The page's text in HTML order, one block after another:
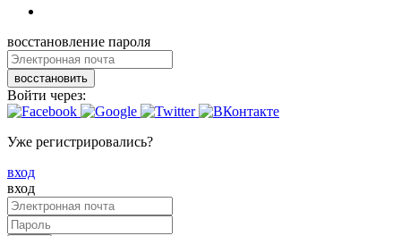
восстановление пароля
восстановить
Войти через:
Уже регистрировались?
вход
вход